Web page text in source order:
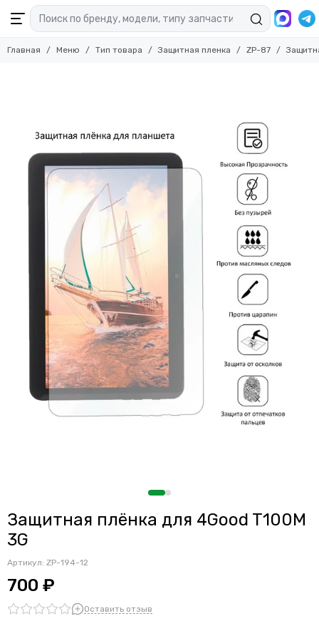
Главная Меню Тип товара Защитная пленка ZP-87
Защитная плёнка для 4Good T100M
3G
Артикул: ZP-194-12
700 ₽
Оставить отзыв